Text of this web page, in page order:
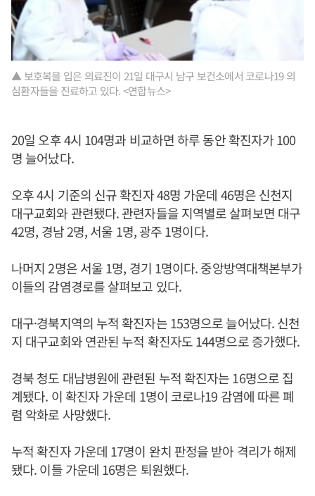
▲ 보호복을 입은 의료진이 21일 대구시 남구 보건소에서 코로나19 의
심환자들을 진료하고 있다. <연합뉴스>
20일 오후 4시 104명과 비교하면 하루 동안 확진자가 100
명 늘어났다.
오후 4시 기준의 신규 확진자 48명 가운데 46명은 신천지
대구교회와 관련됐다. 관련자들을 지역별로 살펴보면 대구
42명, 경남 2명, 서울 1명, 광주 1명이다.
나머지 2명은 서울 1명, 경기 1명이다. 중앙방역대책본부가
이들의 감염경로를 살펴보고 있다.
대구·경북지역의 누적 확진자는 153명으로 늘어났다. 신천
지 대구교회와 연관된 누적 확진자도 144명으로 증가했다.
경북 청도 대남병원에 관련된 누적 확진자는 16명으로 집
계됐다. 이 확진자 가운데 1명이 코로나19 감염에 따른 폐
렴 악화로 사망했다.
누적 확진자 가운데 17명이 완치 판정을 받아 격리가 해제
됐다. 이들 가운데 16명은 퇴원했다.